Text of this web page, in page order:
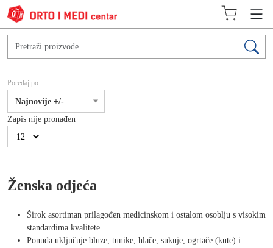
Poredaj po
Najnovije +/-
Zapis nije pronađen
Ženska odjeća
Širok asortiman prilagođen medicinskom i ostalom osoblju s visokim
standardima kvalitete.
Ponuda uključuje bluze, tunike, hlače, suknje, ogrtače (kute) i